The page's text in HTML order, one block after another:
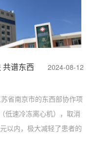
2024-08-12
共谱东西
省南京市的东西部协作项
低速冷冻离心机），取消
以内，极大减轻了患者的